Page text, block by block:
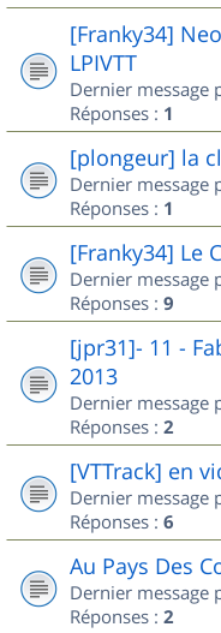
[Franky34]
LPIVTT
Dernier message
Réponses : 1
[plongeur] la
Dernier message
Réponses : 1
[Franky34] Le
Dernier message
Réponses : 9
[jpr31]- 11 -
2013
Dernier message
Réponses : 2
[VTTrack] en
Dernier message
Réponses : 6
Au Pays Des
Dernier message
Réponses : 2